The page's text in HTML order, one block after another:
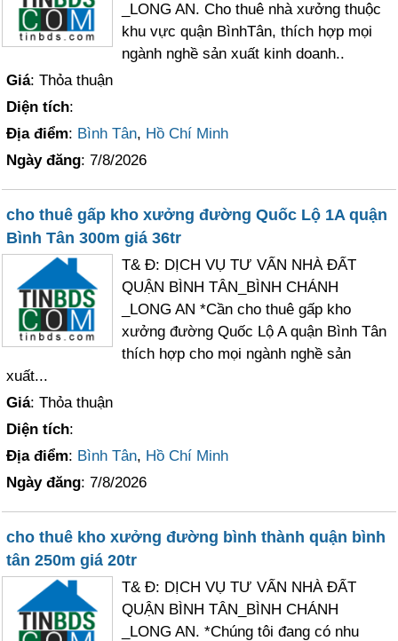
_LONG AN. Cho thuê nhà xưởng thuộc
khu vực quận BìnhTân, thích hợp mọi
ngành nghề sản xuất kinh doanh..
Giá: Thỏa thuận
Diện tích:
Địa điểm: Bình Tân, Hồ Chí Minh
Ngày đăng: 7/8/2026
cho thuê gấp kho xưởng đường Quốc Lộ 1A quận
Bình Tân 300m giá 36tr
T& Đ: DỊCH VỤ TƯ VẤN NHÀ ĐẤT
QUẬN BÌNH TÂN_BÌNH CHÁNH
_LONG AN *Cần cho thuê gấp kho
xưởng đường Quốc Lộ A quận Bình Tân
thích hợp cho mọi ngành nghề sản
xuất...
Giá: Thỏa thuận
Diện tích:
Địa điểm: Bình Tân, Hồ Chí Minh
Ngày đăng: 7/8/2026
cho thuê kho xưởng đường bình thành quận bình
tân 250m giá 20tr
T& Đ: DỊCH VỤ TƯ VẤN NHÀ ĐẤT
QUẬN BÌNH TÂN_BÌNH CHÁNH
_LONG AN. *Chúng tôi đang có nhu